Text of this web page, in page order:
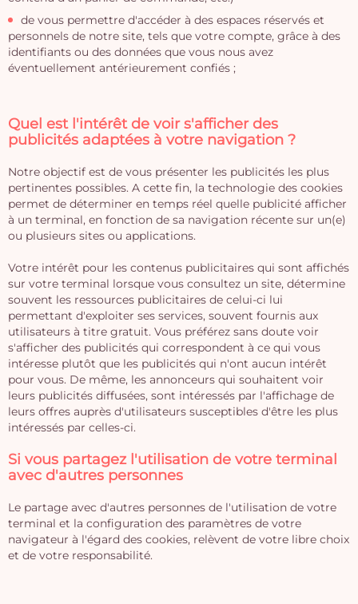
de vous permettre d'accéder à des espaces réservés et
personnels de notre site, tels que votre compte, grâce à des
identifiants ou des données que vous nous avez
éventuellement antérieurement confiés ;
Quel est l'intérêt de voir s'afficher des
publicités adaptées à votre navigation ?
Notre objectif est de vous présenter les publicités les plus
pertinentes possibles. A cette fin, la technologie des cookies
permet de déterminer en temps réel quelle publicité afficher
à un terminal, en fonction de sa navigation récente sur un(e)
ou plusieurs sites ou applications.
Votre intérêt pour les contenus publicitaires qui sont affichés
sur votre terminal lorsque vous consultez un site, détermine
souvent les ressources publicitaires de celui-ci lui
permettant d'exploiter ses services, souvent fournis aux
utilisateurs à titre gratuit. Vous préférez sans doute voir
s'afficher des publicités qui correspondent à ce qui vous
intéresse plutôt que les publicités qui n'ont aucun intérêt
pour vous. De même, les annonceurs qui souhaitent voir
leurs publicités diffusées, sont intéressés par l'affichage de
leurs offres auprès d'utilisateurs susceptibles d'être les plus
intéressés par celles-ci.
Si vous partagez l'utilisation de votre terminal
avec d'autres personnes
Le partage avec d'autres personnes de l'utilisation de votre
terminal et la configuration des paramètres de votre
navigateur à l'égard des cookies, relèvent de votre libre choix
et de votre responsabilité.